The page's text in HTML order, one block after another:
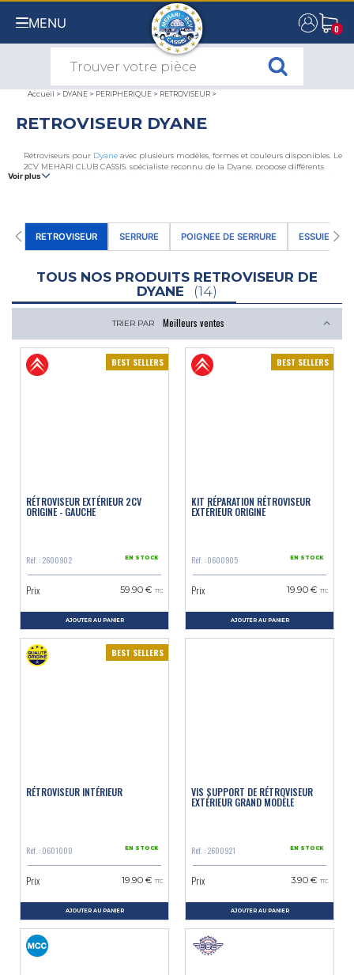
MENU 0
0
Accueil > DYANE > PERIPHERIQUE > RETROVISEUR >
RETROVISEUR DYANE
Rétroviseurs pour Dyaneavec plusieurs modèles, formes et couleurs disponibles. Le
2CV MEHARI CLUB CASSIS, spécialiste reconnu de la Dyane, propose différents
rétroviseurs extérieurs et intérieurs pour Citroën Dyane. Mais également de nombreux
Voir plus
RETROVISEUR SERRURE POIGNEE DE SERRURE ESSUIE-
TOUS NOS PRODUITS RETROVISEUR DE
DYANE
(14)
TRIER PAR
BEST SELLERS
RÉTROVISEUR EXTÉRIEUR 2CV
ORIGINE - GAUCHE
Réf. : 2600902 EN STOCK
Prix 59.90 € TTC
AJOUTER AU PANIER
BEST SELLERS
KIT RÉPARATION RÉTROVISEUR
EXTÉRIEUR ORIGINE
Réf. : 0600905 EN STOCK
Prix 19.90 € TTC
AJOUTER AU PANIER
BEST SELLERS
RÉTROVISEUR INTÉRIEUR
Réf. : 0601000 EN STOCK
Prix 19.90 € TTC
AJOUTER AU PANIER
VIS SUPPORT DE RÉTROVISEUR
EXTÉRIEUR GRAND MODÈLE
Réf. : 2600921 EN STOCK
Prix 3.90 € TTC
AJOUTER AU PANIER